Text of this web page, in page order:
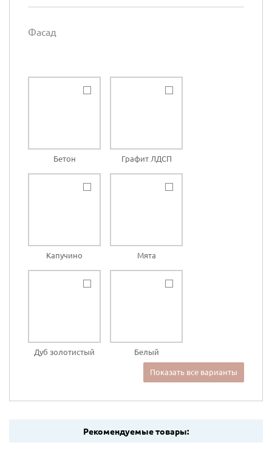
Фасад
Бетон Графит ЛДСП
Капучино Мята
Дуб золотистый
Белый
Показать все варианты
Рекомендуемые товары: